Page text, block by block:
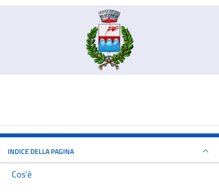
INDICE DELLA PAGINA
Cos'è